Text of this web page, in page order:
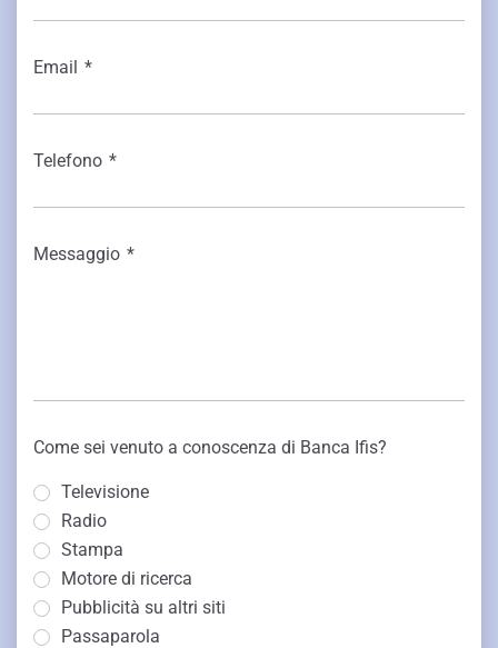
Email *
Telefono *
Messaggio *
Come sei venuto a conoscenza di Banca Ifis?
Televisione
Radio
Stampa
Motore di ricerca
Pubblicità su altri siti
Passaparola